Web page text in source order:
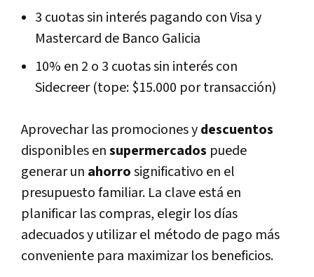
3 cuotas sin interés pagando con Visa y
Mastercard de Banco Galicia
10% en 2 o 3 cuotas sin interés con
Sidecreer (tope: $15.000 por transacción)
Aprovechar las promociones ydescuentos
disponibles ensupermercados puede
generar un ahorrosignificativo en el
presupuesto familiar. La clave está en
planificar las compras, elegir los días
adecuados y utilizar el método de pago más
conveniente para maximizar los beneficios.